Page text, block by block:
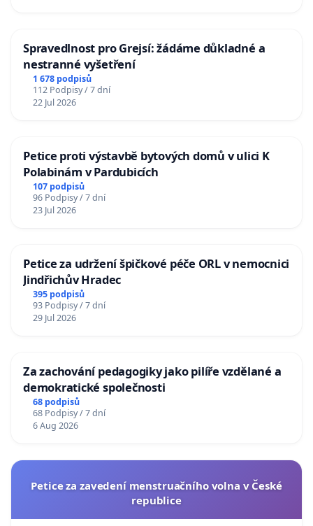
Spravedlnost pro Grejsí: žádáme důkladné a
nestranné vyšetření
1 678 podpisů
112 Podpisy / 7 dní
22 Jul 2026
Petice proti výstavbě bytových domů v ulici K
Polabinám v Pardubicích
107 podpisů
96 Podpisy / 7 dní
23 Jul 2026
Petice za udržení špičkové péče ORL v nemocnici
Jindřichův Hradec
395 podpisů
93 Podpisy / 7 dní
29 Jul 2026
Za zachování pedagogiky jako pilíře vzdělané a
demokratické společnosti
68 podpisů
68 Podpisy / 7 dní
6 Aug 2026
Petice za zavedení menstruačního volna v České
republice